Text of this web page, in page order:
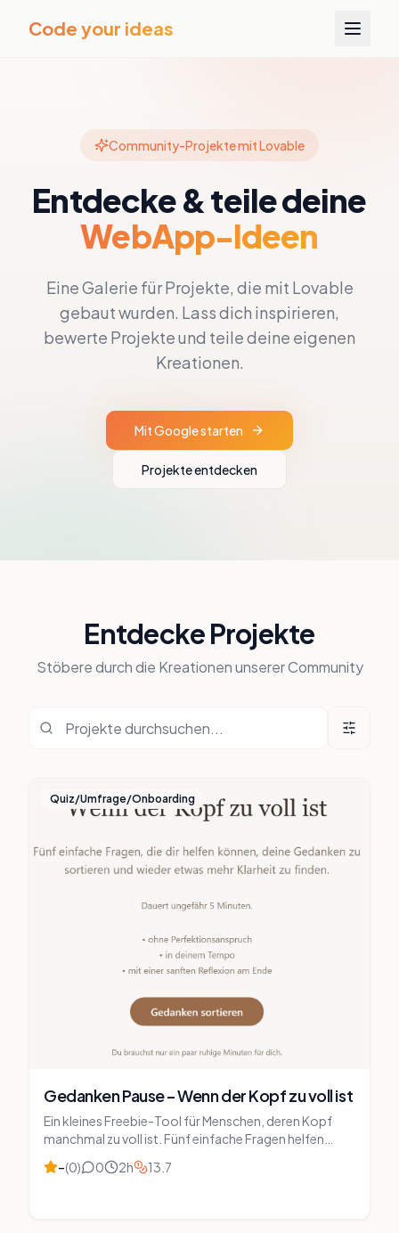
Code your ideas
Community-Projekte mit Lovable
Entdecke & teile deine
WebApp-Ideen
Eine Galerie für Projekte, die mit Lovable
gebaut wurden. Lass dich inspirieren,
bewerte Projekte und teile deine eigenen
Kreationen.
Mit Google starten
Projekte entdecken
Entdecke Projekte
Stöbere durch die Kreationen unserer Community
Quiz/Umfrage/Onboarding
Gedanken Pause – Wenn der Kopf zu voll ist
Ein kleines Freebie-Tool für Menschen, deren Kopf
manchmal zu voll ist. Fünf einfache Fragen helfen
dabei, Gedanken einmal aufzuschreiben und zu
sortieren. Am Ende erstellt die App eine ruhige
–(0) 0 2h 13.7